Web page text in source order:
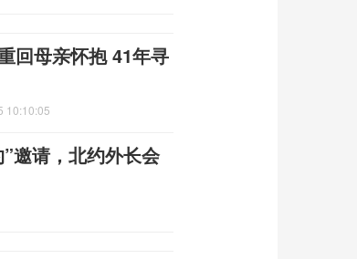
回母亲怀抱 41年寻
10:10:05
邀请，北约外长会